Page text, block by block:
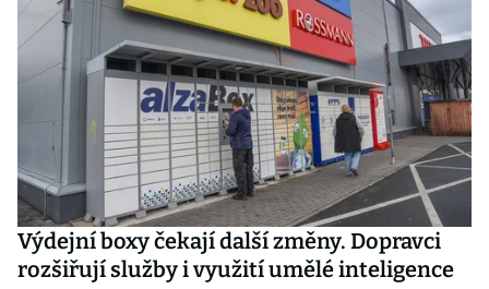
Výdejní boxy čekají další změny. Dopravci
rozšiřují služby i využití umělé inteligence